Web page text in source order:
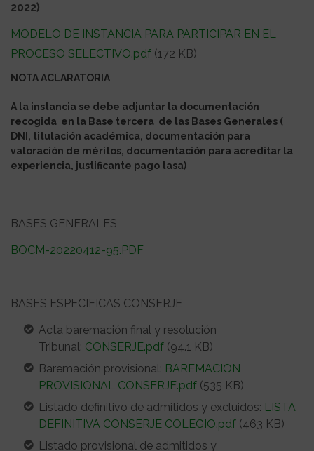
2022)
MODELO DE INSTANCIA PARA PARTICIPAR EN EL
PROCESO SELECTIVO.pdf (172 KB)
NOTA ACLARATORIA
A la instancia se debe adjuntar la documentación
recogida en la Base tercera de las Bases Generales (
DNI, titulación académica, documentación para
valoración de méritos, documentación para acreditar la
experiencia, justificante pago tasa)
BASES GENERALES
BOCM-20220412-95.PDF
BASES ESPECIFICAS CONSERJE
Acta baremación final y resolución
Tribunal: CONSERJE.pdf (94.1 KB)
Baremación provisional: BAREMACION
PROVISIONAL CONSERJE.pdf (535 KB)
Listado definitivo de admitidos y excluidos: LISTA
DEFINITIVA CONSERJE COLEGIO.pdf (463 KB)
Listado provisional de admitidos y